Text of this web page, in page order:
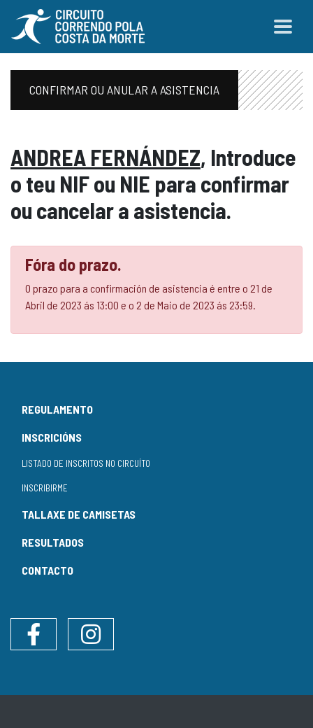
CONFIRMAR OU ANULAR A ASISTENCIA
ANDREA FERNÁNDEZ, Introduce
o teu NIF ou NIE para confirmar
ou cancelar a asistencia.
Fóra do prazo.
O prazo para a confirmación de asistencia é entre o 21 de
Abril de 2023 ás 13:00 e o 2 de Maio de 2023 ás 23:59.
REGULAMENTO
INSCRICIÓNS
LISTADO DE INSCRITOS NO CIRCUÍTO
INSCRIBIRME
TALLAXE DE CAMISETAS
RESULTADOS
CONTACTO
Instagram